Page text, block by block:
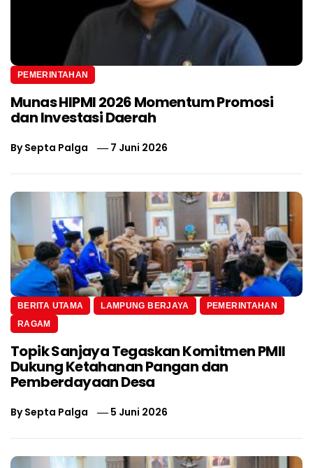
PEMERINTAHAN
Munas HIPMI 2026 Momentum Promosi
dan Investasi Daerah
BySepta Palga 7 Juni 2026
BERITA UTAMA LAMPUNG BERJAYA
PEMERINTAHAN
RAGAM
Topik Sanjaya Tegaskan Komitmen PMII
Dukung Ketahanan Pangan dan
Pemberdayaan Desa
BySepta Palga 5 Juni 2026